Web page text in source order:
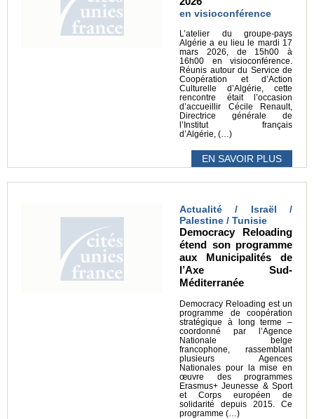
en visioconférence
L’atelier du groupe-pays
Algérie a eu lieu le mardi 17
mars 2026, de 15h00 à
16h00 en visioconférence.
Réunis autour du Service de
Coopération et d’Action
Culturelle d’Algérie, cette
rencontre était l’occasion
d’accueillir Cécile Renault,
Directrice générale de
l’Institut français
d’Algérie, (…)
EN SAVOIR PLUS
Actualité / Israël /
Palestine / Tunisie
Democracy Reloading
étend son programme
aux Municipalités de
l’Axe Sud-
Méditerranée
Democracy Reloading est un
programme de coopération
stratégique à long terme –
coordonné par l’Agence
Nationale belge
francophone, rassemblant
plusieurs Agences
Nationales pour la mise en
œuvre des programmes
Erasmus+ Jeunesse & Sport
et Corps européen de
solidarité depuis 2015. Ce
programme (…)